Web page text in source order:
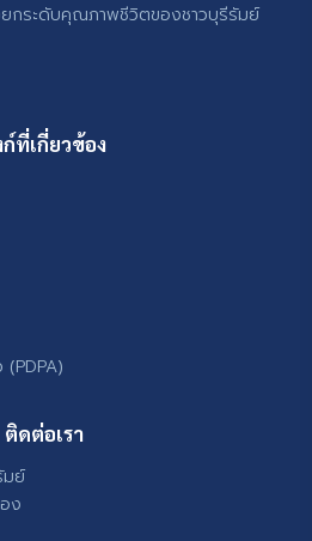
กระดับคุณภาพชีวิตของชาวบุรีรัมย์
ก์ที่เกี่ยวข้อง
ติดต่อเรา
มย์
ง